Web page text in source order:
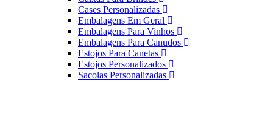
Cases Personalizadas
Embalagens Em Geral
Embalagens Para Vinhos
Embalagens Para Canudos
Estojos Para Canetas
Estojos Personalizados
Sacolas Personalizadas